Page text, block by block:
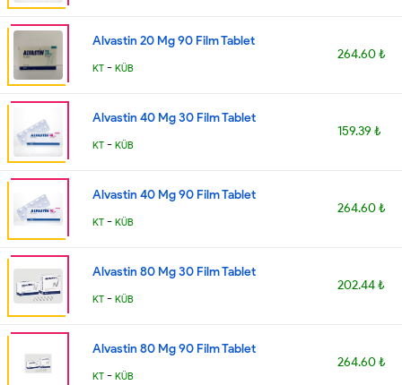
Alvastin 20 Mg 90 Film Tablet
KT - KÜB
264.60 ₺
Alvastin 40 Mg 30 Film Tablet
KT - KÜB
159.39 ₺
Alvastin 40 Mg 90 Film Tablet
KT - KÜB
264.60 ₺
Alvastin 80 Mg 30 Film Tablet
KT - KÜB
202.44 ₺
Alvastin 80 Mg 90 Film Tablet
KT - KÜB
264.60 ₺